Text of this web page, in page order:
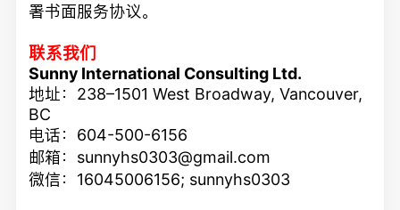
署书面服务协议。
联系我们
Sunny International Consulting Ltd.
地址：238–1501 West Broadway, Vancouver,
BC
电话：604-500-6156
邮箱：sunnyhs0303@gmail.com
微信：16045006156; sunnyhs0303